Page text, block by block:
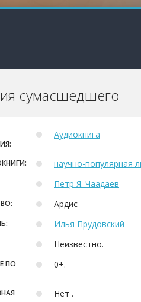
сумасшедшего
Аудиокнига
научно-популярная
Петр Я. Чаадаев
Ардис
Илья Прудовский
Неизвестно.
ПО
0+.
Нет .